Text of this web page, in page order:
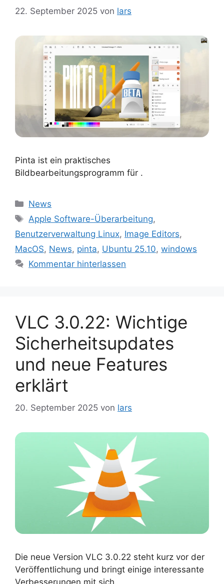
22. September 2025 von lars
Pinta ist ein praktisches
Bildbearbeitungsprogramm für .
Kategorien
News
Schlagwörter
Apple Software-Überarbeitung,
Benutzerverwaltung Linux, Image Editors,
MacOS, News, pinta, Ubuntu 25.10, windows
Kommentar hinterlassen
VLC 3.0.22: Wichtige
Sicherheitsupdates
und neue Features
erklärt
20. September 2025 von lars
Die neue Version VLC 3.0.22 steht kurz vor der
Veröffentlichung und bringt einige interessante